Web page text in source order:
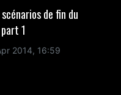
de fin du
1
2014, 16:59